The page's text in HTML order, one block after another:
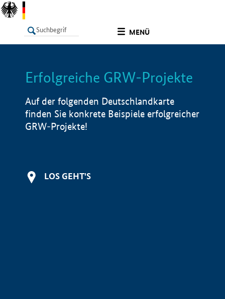
MENÜ
LISTE Info
Erfolgreiche GRW-Projekte
Auf der folgenden Deutschlandkarte
finden Sie konkrete Beispiele erfolgreicher
GRW-Projekte!
LOS GEHT'S